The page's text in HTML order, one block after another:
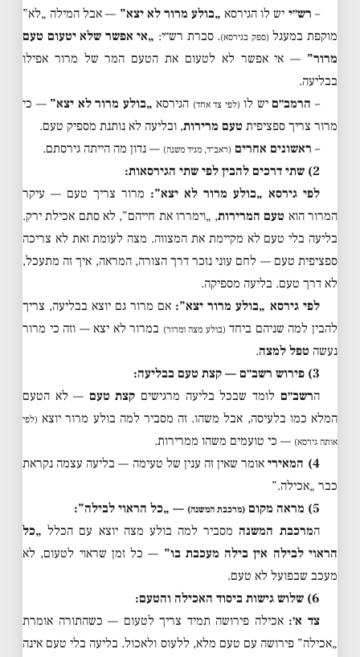
– רש״י יש לו הגירסא „בולע מרור לא יצא” — אבל המילה „לא”
מוקפת במעגל (ספק בגירסא). סברת רש״י: „אי אפשר שלא יטעום טעם
מרור” — אי אפשר לא לטעום את הטעם המר של מרור אפילו
בבליעה.
– הרמב״םיש לו (לפי צד אחד) הגירסא „בולע מרור לא יצא” — כי
מרור צריך ספציפית טעם מרירות, ובליעה לא נותנת מספיק טעם.
– ראשונים אחרים (ראב״ד, מגיד משנה) — נדון מה הייתה גירסתם.
2) שתי דרכים להבין לפי שתי הגירסאות:
לפי גירסא „בולע מרור לא יצא”: מרור צריך טעם — עיקר
המרור הוא טעם המרירות, „וימררו את חייהם”, לא סתם אכילת ירק.
בליעה בלי טעם לא מקיימת את המצווה. מצה לעומת זאת לא צריכה
ספציפית טעם — לחם עוני נזכר דרך הצורה, המראה, איך זה מתעכל,
לא דרך טעם. בליעה מספיקה.
לפי גירסא „בולע מרור יצא”: אם מרור גם יוצא בבליעה, צריך
להבין למה שניהם ביחד (בולע מצה ומרור) במרור לא יצא — וזה כי מרור
נעשה טפל למצה.
3) פירוש רשב״ם — קצת טעם בבליעה:
הרשב״ם לומד שבכל בליעה מרגישים קצת טעם — לא הטעם
המלא כמו בלעיסה, אבל משהו. זה מסביר למה בולע מרור יוצא (לפי
אותה גירסא) — כי טועמים משהו ממרירות.
4) המאירי
אומר שאין זה ענין של טעימה — בליעה עצמה נקראת
כבר „אכילה.”
5) מראה מקום
(מרכבת המשנה) — „כל הראוי לבילה”:
המרכבת המשנה מסביר למה בולע מצה יוצא עם הכלל „כל
הראוי לבילה אין בילה מעכבת בו” — כל זמן שראוי לטעום, לא
מעכב שבפועל לא טעם.
6) שלוש גישות ביסוד האכילה והטעם:
צד א׳: אכילה פירושה תמיד צריך לטעום — כשהתורה אומרת
„אכילה” פירושה עם טעם מלא, ללעוס ולאכול. בליעה בלי טעם אינה